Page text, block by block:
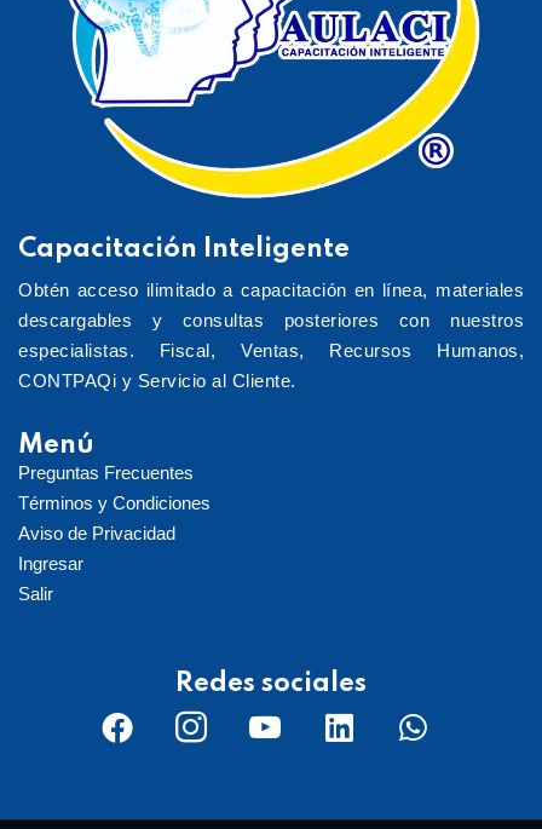
Capacitación Inteligente
Obtén acceso ilimitado a capacitación en línea, materiales
descargables y consultas posteriores con nuestros
especialistas. Fiscal, Ventas, Recursos Humanos,
CONTPAQi y Servicio al Cliente.
Menú
Preguntas Frecuentes
Términos y Condiciones
Aviso de Privacidad
Ingresar
Salir
Redes sociales